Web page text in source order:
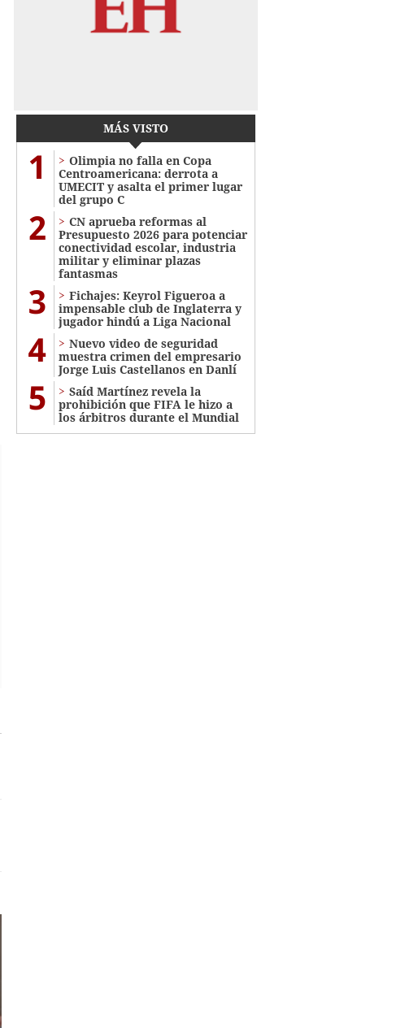
MÁS VISTO
1
Olimpia no falla en Copa
Centroamericana: derrota a
UMECIT y asalta el primer lugar
del grupo C
2
CN aprueba reformas al
Presupuesto 2026 para potenciar
conectividad escolar, industria
militar y eliminar plazas
fantasmas
3
Fichajes: Keyrol Figueroa a
impensable club de Inglaterra y
jugador hindú a Liga Nacional
4
Nuevo video de seguridad
muestra crimen del empresario
Jorge Luis Castellanos en Danlí
5
Saíd Martínez revela la
prohibición que FIFA le hizo a
los árbitros durante el Mundial